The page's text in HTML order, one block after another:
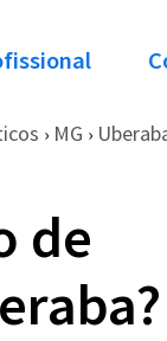
› MG ›
de